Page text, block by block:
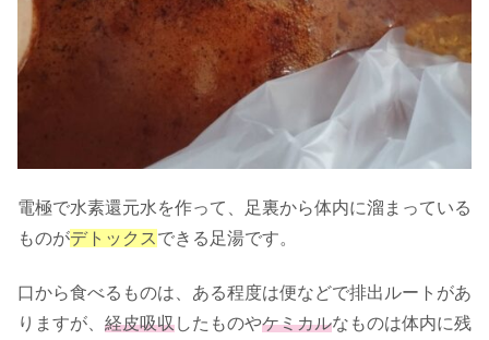
電極で水素還元水を作って、足裏から体内に溜まっている
ものがデトックス できる足湯です。
口から食べるものは、ある程度は便などで排出ルートがあ
りますが、 経皮吸収したものやケミカルなものは体内に残